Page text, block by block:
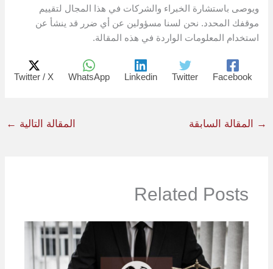
ويوصى باستشارة الخبراء والشركات في هذا المجال لتقييم
موقفك المحدد. نحن لسنا مسؤولين عن أي ضرر قد ينشأ عن
استخدام المعلومات الواردة في هذه المقالة.
Facebook
Twitter
Linkedin
WhatsApp
Twitter / X
→ المقالة السابقة المقالة التالية ←
Related Posts